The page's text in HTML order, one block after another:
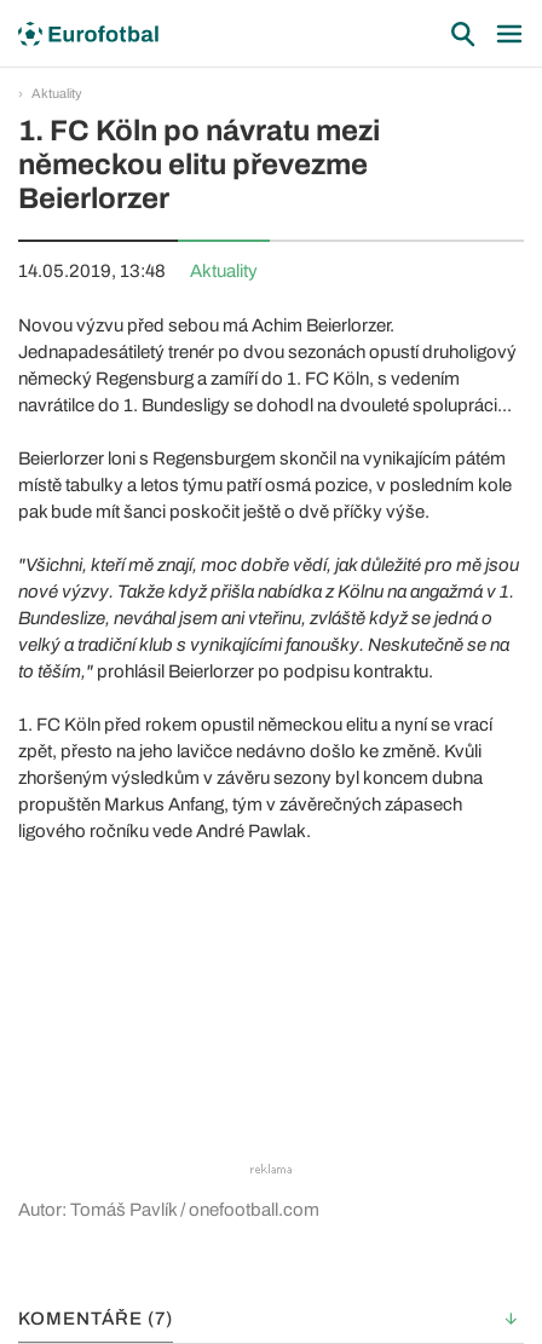
Aktuality
1. FC Köln po návratu mezi
německou elitu převezme
Beierlorzer
14.05.2019, 13:48 Aktuality
Novou výzvu před sebou má Achim Beierlorzer.
Jednapadesátiletý trenér po dvou sezonách opustí druholigový
německý Regensburg a zamíří do 1. FC Köln, s vedením
navrátilce do 1. Bundesligy se dohodl na dvouleté spolupráci...
Beierlorzer loni s Regensburgem skončil na vynikajícím pátém
místě tabulky a letos týmu patří osmá pozice, v posledním kole
pak bude mít šanci poskočit ještě o dvě příčky výše.
"Všichni, kteří mě znají, moc dobře vědí, jak důležité pro mě jsou
nové výzvy. Takže když přišla nabídka z Kölnu na angažmá v 1.
Bundeslize, neváhal jsem ani vteřinu, zvláště když se jedná o
velký a tradiční klub s vynikajícími fanoušky. Neskutečně se na
to těším," prohlásil Beierlorzer po podpisu kontraktu.
1. FC Köln před rokem opustil německou elitu a nyní se vrací
zpět, přesto na jeho lavičce nedávno došlo ke změně. Kvůli
zhoršeným výsledkům v závěru sezony byl koncem dubna
propuštěn Markus Anfang, tým v závěrečných zápasech
ligového ročníku vede André Pawlak.
Autor: Tomáš Pavlík / onefootball.com
KOMENTÁŘE (7)